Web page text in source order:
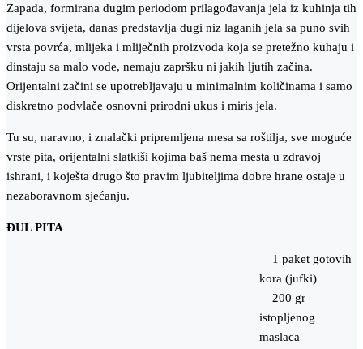
Zapada, formirana dugim periodom prilagođavanja jela iz kuhinja tih
dijelova svijeta, danas predstavlja dugi niz laganih jela sa puno svih
vrsta povrća, mlijeka i mliječnih proizvoda koja se pretežno kuhaju i
dinstaju sa malo vode, nemaju zapršku ni jakih ljutih začina.
Orijentalni začini se upotrebljavaju u minimalnim količinama i samo
diskretno podvlače osnovni prirodni ukus i miris jela.
Tu su, naravno, i znalački pripremljena mesa sa roštilja, sve moguće
vrste pita, orijentalni slatkiši kojima baš nema mesta u zdravoj
ishrani, i koješta drugo što pravim ljubiteljima dobre hrane ostaje u
nezaboravnom sjećanju.
ĐUL PITA
1 paket gotovih
kora (jufki)
200 gr
istopljenog
maslaca